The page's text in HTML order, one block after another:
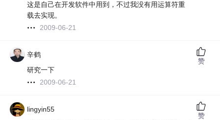
这是自己在开发软件中用到，不过我没有用运算符重
载去实现。
2009-06-21
辛鹤
研究一下
2009-06-21
赞
lingyin55
赞